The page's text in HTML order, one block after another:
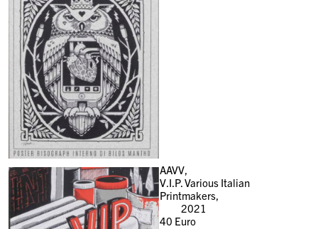
AAVV,
V.I.P. Various Italian
Printmakers,
2021
40 Euro